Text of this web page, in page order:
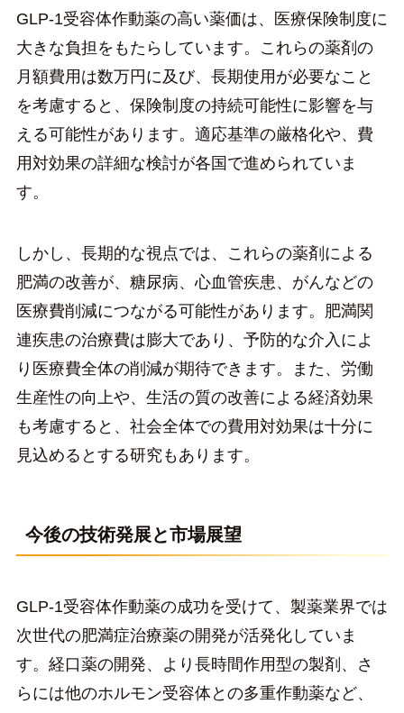
GLP-1受容体作動薬の高い薬価は、医療保険制度に
大きな負担をもたらしています。これらの薬剤の
月額費用は数万円に及び、長期使用が必要なこと
を考慮すると、保険制度の持続可能性に影響を与
える可能性があります。適応基準の厳格化や、費
用対効果の詳細な検討が各国で進められていま
す。
しかし、長期的な視点では、これらの薬剤による
肥満の改善が、糖尿病、心血管疾患、がんなどの
医療費削減につながる可能性があります。肥満関
連疾患の治療費は膨大であり、予防的な介入によ
り医療費全体の削減が期待できます。また、労働
生産性の向上や、生活の質の改善による経済効果
も考慮すると、社会全体での費用対効果は十分に
見込めるとする研究もあります。
今後の技術発展と市場展望
GLP-1受容体作動薬の成功を受けて、製薬業界では
次世代の肥満症治療薬の開発が活発化していま
す。経口薬の開発、より長時間作用型の製剤、さ
らには他のホルモン受容体との多重作動薬など、